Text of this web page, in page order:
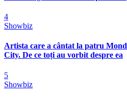
4
Showbiz
Artista care a cântat la patru
City. De ce toți au vorbit despre ea
5
Showbiz